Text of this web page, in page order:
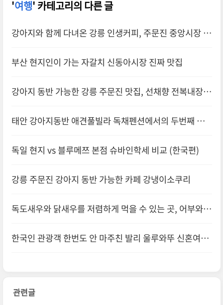
'여행' 카테고리의 다른 글
강아지와 함께 다녀온 강릉 인생커피, 주문진 중앙시장 카
부산 현지인이 가는 자갈치 신동아시장 진짜 맛집
강아지 동반 가능한 강릉 주문진 맛집, 선채향 전복내장죽
태안 강아지동반 애견풀빌라 독채펜션에서의 두번째 힐
독일 현지 vs 블루메쯔 본점 슈바인학세 비교 (한국편)
강릉 주문진 강아지 동반 가능한 카페 강냉이소쿠리
독도새우와 닭새우를 저렴하게 먹을 수 있는 곳, 어부와
한국인 관광객 한번도 안 마주친 발리 울루와뚜 신혼여행
관련글